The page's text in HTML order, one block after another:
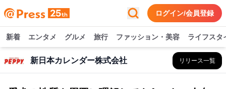
ログイン/会員登録
新着 エンタメ グルメ 旅行 ファッション・美容 ライフスタ
新日本カレンダー株式会社 リリース一覧